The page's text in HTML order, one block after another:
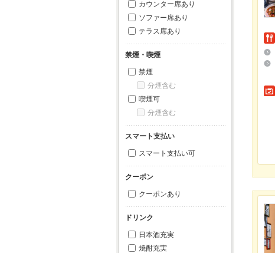
カウンター席あり
ソファー席あり
テラス席あり
禁煙・喫煙
禁煙
分煙含む
喫煙可
分煙含む
スマート支払い
スマート支払い可
クーポン
クーポンあり
ドリンク
日本酒充実
焼酎充実